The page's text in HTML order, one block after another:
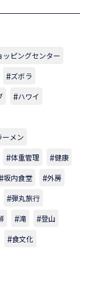
ッピングセンター
ズボラ
ハワイ
ーメン
体重管理
健康
坂内食堂
外房
弾丸旅行
滝
登山
食文化